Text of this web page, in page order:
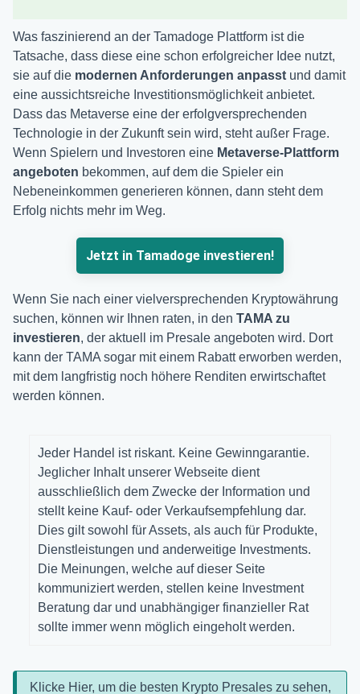
Was faszinierend an der Tamadoge Plattform ist die
Tatsache, dass diese eine schon erfolgreicher Idee nutzt,
sie auf die modernen Anforderungen anpasst und damit
eine aussichtsreiche Investitionsmöglichkeit anbietet.
Dass das Metaverse eine der erfolgversprechenden
Technologie in der Zukunft sein wird, steht außer Frage.
Wenn Spielern und Investoren eine Metaverse-Plattform
angeboten bekommen, auf dem die Spieler ein
Nebeneinkommen generieren können, dann steht dem
Erfolg nichts mehr im Weg.
Jetzt in Tamadoge investieren!
Wenn Sie nach einer vielversprechenden Kryptowährung
suchen, können wir Ihnen raten, in den TAMA zu
investieren, der aktuell im Presale angeboten wird. Dort
kann der TAMA sogar mit einem Rabatt erworben werden,
mit dem langfristig noch höhere Renditen erwirtschaftet
werden können.
Jeder Handel ist riskant. Keine Gewinngarantie.
Jeglicher Inhalt unserer Webseite dient
ausschließlich dem Zwecke der Information und
stellt keine Kauf- oder Verkaufsempfehlung dar.
Dies gilt sowohl für Assets, als auch für Produkte,
Dienstleistungen und anderweitige Investments.
Die Meinungen, welche auf dieser Seite
kommuniziert werden, stellen keine Investment
Beratung dar und unabhängiger finanzieller Rat
sollte immer wenn möglich eingeholt werden.
Klicke Hier, um die besten Krypto Presales zu sehen,